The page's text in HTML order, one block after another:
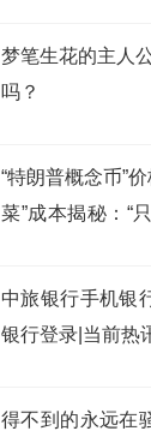
梦笔生花的主人
吗？
“特朗普概念币”
菜”成本揭秘：“
中旅银行手机银
银行登录|当前热
得不到的永远在